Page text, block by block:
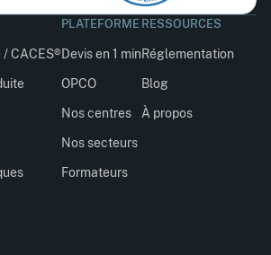
CACES®
PLATEFORME
Devis en 1 min
OPCO
Nos centres
Nos secteurs
Formateurs
RESSOURCES
Réglementation
Blog
À propos